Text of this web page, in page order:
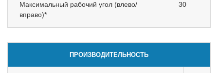
Максимальный рабочий угол (влево/
вправо)*
30
ПРОИЗВОДИТЕЛЬНОСТЬ